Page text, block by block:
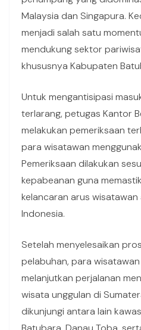
Malaysia dan Singapura.
menjadi salah satu
mendukung sektor
khususnya Kabupaten
Untuk mengantisipasi
terlarang, petugas Kantor
melakukan pemeriksaan
para wisatawan
Pemeriksaan dilakukan
kepabeanan guna
kelancaran arus wisatawan
Indonesia.
Setelah menyelesaikan
pelabuhan, para
melanjutkan perjalanan
wisata unggulan di
dikunjungi antara lain